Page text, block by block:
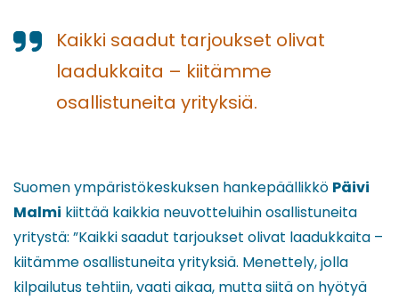
Kaikki saadut tarjoukset olivat
laadukkaita – kiitämme
osallistuneita yrityksiä.
Suomen ympäristökeskuksen hankepäällikkö Päivi
Malmi kiittää kaikkia neuvotteluihin osallistuneita
yritystä: ”Kaikki saadut tarjoukset olivat laadukkaita –
kiitämme osallistuneita yrityksiä. Menettely, jolla
kilpailutus tehtiin, vaati aikaa, mutta siitä on hyötyä